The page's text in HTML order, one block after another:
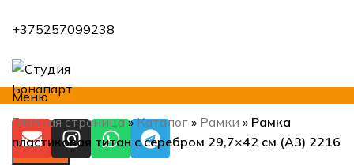
+375257099238
Меню
Искать
Главная страница»Каталог » Рамки » Рамка
пластиковая титан с серебром 29,7×42 см (А3) 2216